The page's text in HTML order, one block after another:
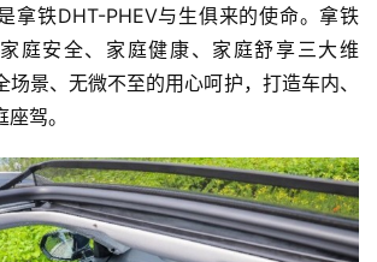
拿铁DHT-PHEV与生俱来的使命。拿铁
庭安全、家庭健康、家庭舒享三大维
场景、无微不至的用心呵护，打造车内、
驾。